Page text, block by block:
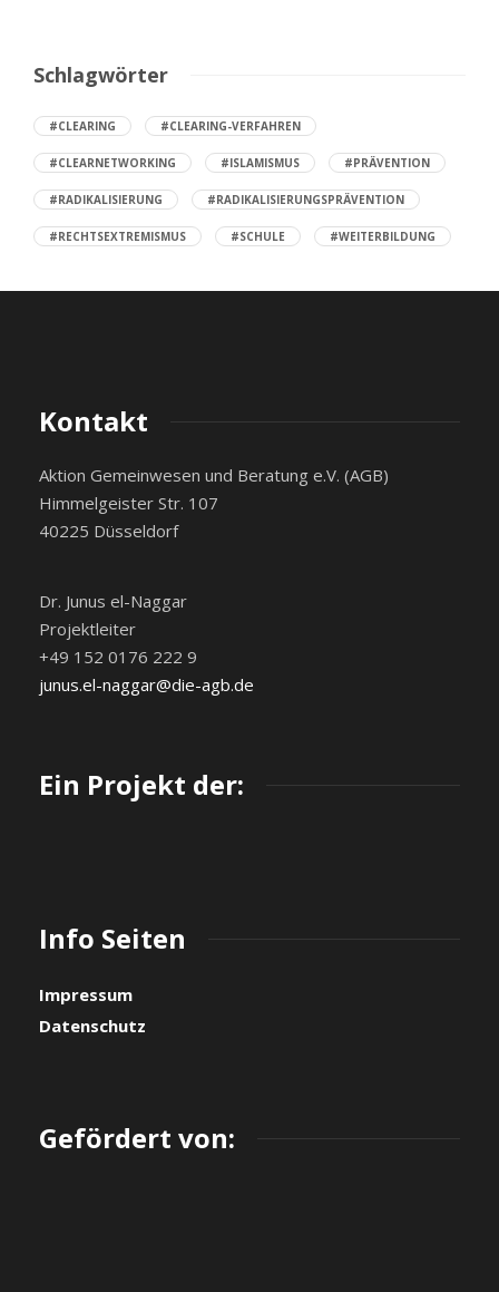
Schlagwörter
#CLEARING #CLEARING-VERFAHREN
#CLEARNETWORKING #ISLAMISMUS #PRÄVENTION
#RADIKALISIERUNG #RADIKALISIERUNGSPRÄVENTION
#RECHTSEXTREMISMUS #SCHULE #WEITERBILDUNG
Kontakt
Aktion Gemeinwesen und Beratung e.V. (AGB)
Himmelgeister Str. 107
40225 Düsseldorf
Dr. Junus el-Naggar
Projektleiter
+49 152 0176 222 9
junus.el-naggar@die-agb.de
Ein Projekt der:
Info Seiten
Impressum
Datenschutz
Gefördert von: